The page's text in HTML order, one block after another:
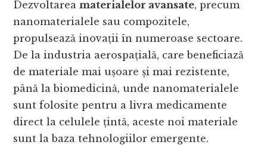
Dezvoltareamaterialelor avansate, precum
nanomaterialele sau compozitele,
propulsează inovații în numeroase sectoare.
De la industria aerospațială, care beneficiază
de materiale mai ușoare și mai rezistente,
până la biomedicină, unde nanomaterialele
sunt folosite pentru a livra medicamente
direct la celulele țintă, aceste noi materiale
sunt la baza tehnologiilor emergente.